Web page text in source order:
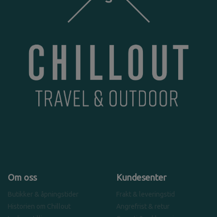
Om oss
Butikker & åpningstider
Historien om Chillout
Kundesenter
Frakt & leveringstid
Angrefrist & retur